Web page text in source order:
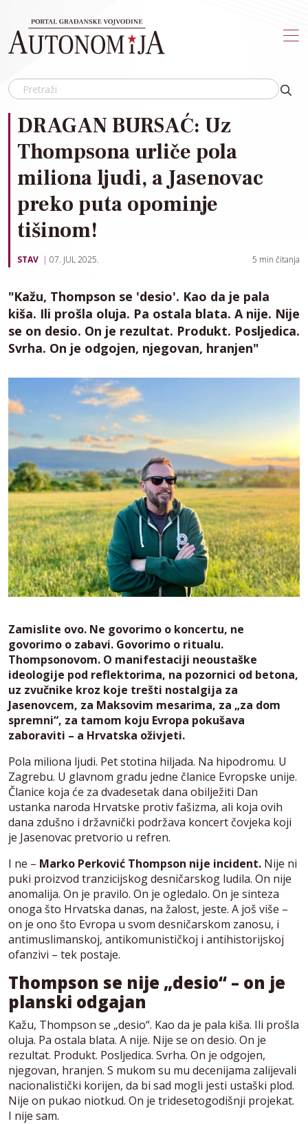
DRAGAN BURSAĆ: Uz
Thompsona urliče pola
miliona ljudi, a Jasenovac
preko puta opominje
tišinom!
STAV 07. JUL 2025. 5 min čitanja
"Kažu, Thompson se 'desio'. Kao da je pala
kiša. Ili prošla oluja. Pa ostala blata. A nije. Nije
se on desio. On je rezultat. Produkt. Posljedica.
Svrha. On je odgojen, njegovan, hranjen"
Zamislite ovo. Ne govorimo o koncertu, ne
govorimo o zabavi. Govorimo o ritualu.
Thompsonovom. O manifestaciji neoustaške
ideologije pod reflektorima, na pozornici od betona,
uz zvučnike kroz koje trešti nostalgija za
Jasenovcem, za Maksovim mesarima, za „za dom
spremni“, za tamom koju Evropa pokušava
zaboraviti – a Hrvatska oživjeti.
Pola miliona ljudi. Pet stotina hiljada. Na hipodromu. U
Zagrebu. U glavnom gradu jedne članice Evropske unije.
Članice koja će za dvadesetak dana obilježiti Dan
ustanka naroda Hrvatske protiv fašizma, ali koja ovih
dana zdušno i državnički podržava koncert čovjeka koji
je Jasenovac pretvorio u refren.
I ne – Marko Perković Thompson nije incident. Nije ni
puki proizvod tranzicijskog desničarskog ludila. On nije
anomalija. On je pravilo. On je ogledalo. On je sinteza
onoga što Hrvatska danas, na žalost, jeste. A još više –
on je ono što Evropa u svom desničarskom zanosu, i
antimuslimanskoj, antikomunističkoj i antihistorijskoj
ofanzivi – tek postaje.
Thompson se nije „desio“ – on je
planski odgajan
Kažu, Thompson se „desio“. Kao da je pala kiša. Ili prošla
oluja. Pa ostala blata. A nije. Nije se on desio. On je
rezultat. Produkt. Posljedica. Svrha. On je odgojen,
njegovan, hranjen. S mukom su mu decenijama zalijevali
nacionalistički korijen, da bi sad mogli jesti ustaški plod.
Nije on pukao niotkud. On je tridesetogodišnji projekat.
I nije sam.